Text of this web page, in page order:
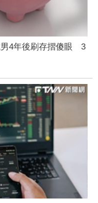
男4年後刷存摺傻眼 3